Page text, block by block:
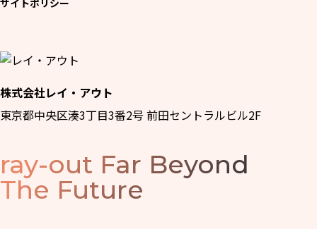
株式会社レイ・アウト
東京都中央区湊3丁目3番2号 前田セントラルビル2F
サイトポリシー
ray-out Far Beyond
The Future